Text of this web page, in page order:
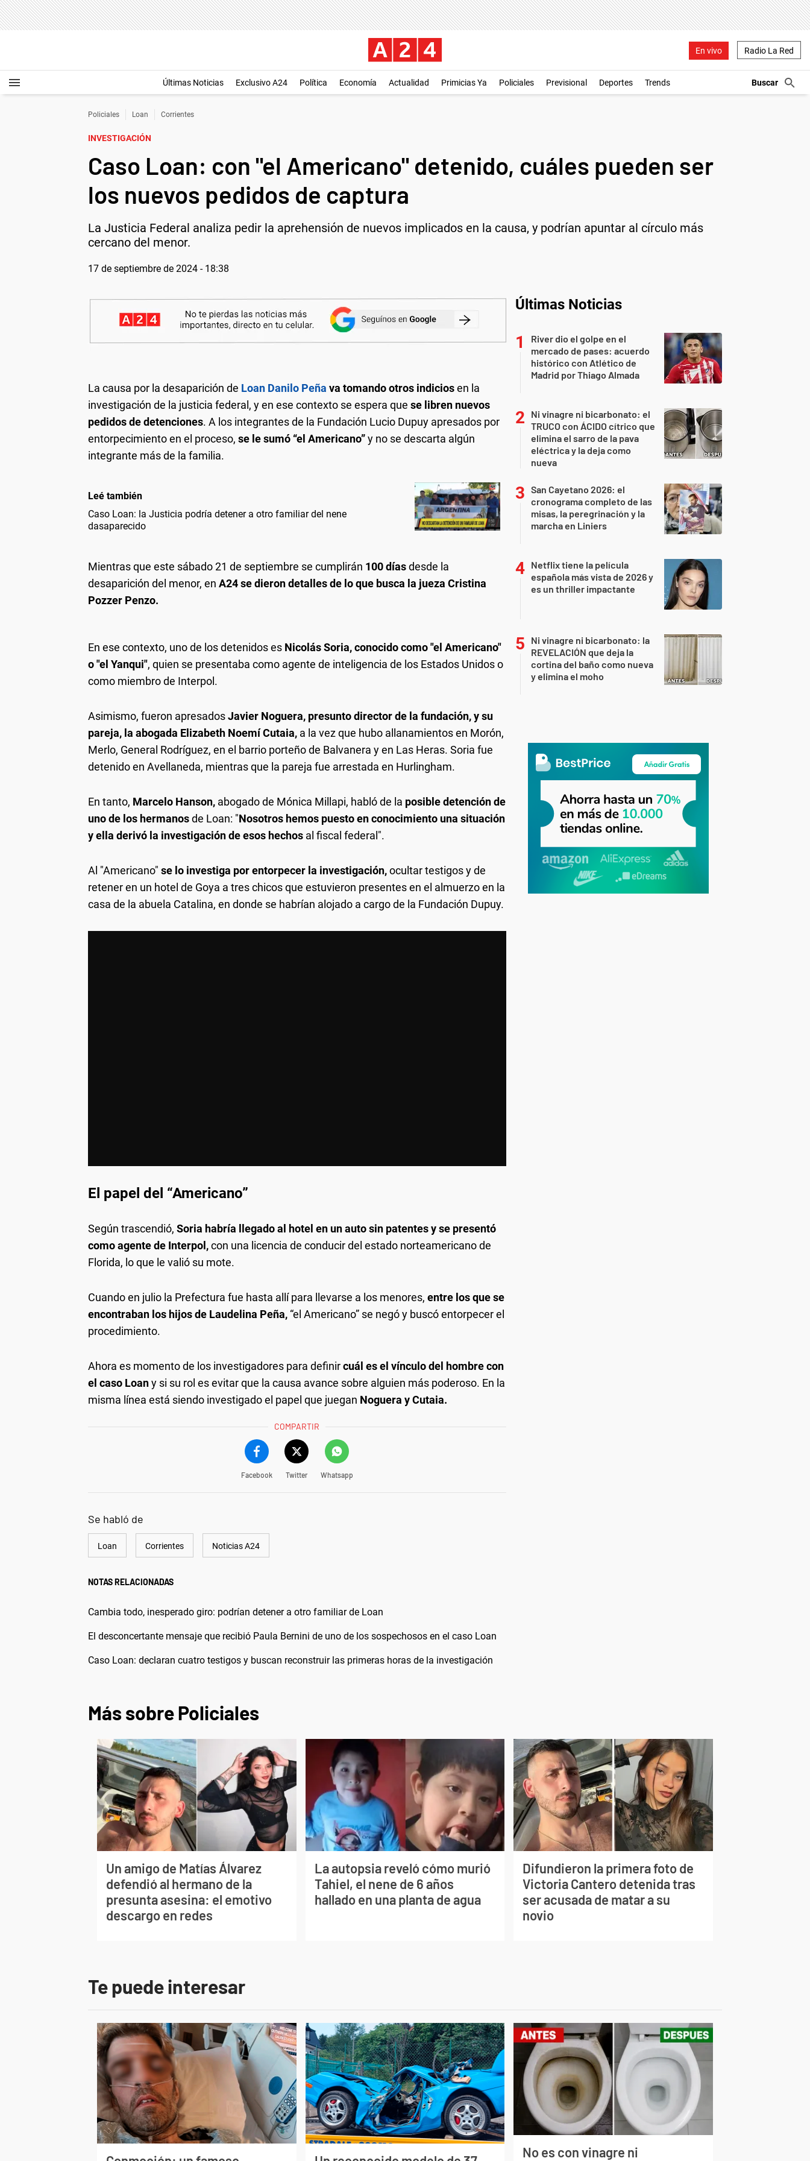
En vivo Radio La Red
Últimas Noticias Exclusivo A24 Política Economía Actualidad Primicias Ya Policiales Previsional Deportes Trends
Policiales Loan Corrientes
INVESTIGACIÓN
Caso Loan: con "el Americano" detenido, cuáles pueden ser
los nuevos pedidos de captura
La Justicia Federal analiza pedir la aprehensión de nuevos implicados en la causa, y podrían apuntar al círculo más
cercano del menor.
17 de septiembre de 2024 - 18:38
La causa por la desaparición de Loan Danilo Peña va tomando otros indiciosen la
investigación de la justicia federal, y en ese contexto se espera que se libren nuevos
pedidos de detenciones. A los integrantes de la Fundación Lucio Dupuy apresados por
entorpecimiento en el proceso, se le sumó “el Americano”y no se descarta algún
integrante más de la familia.
Leé también
Caso Loan: la Justicia podría detener a otro familiar del nene
dasaparecido
Mientras que este sábado 21 de septiembre se cumplirán 100 díasdesde la
desaparición del menor, en A24 se dieron detalles de lo que busca la jueza Cristina
Pozzer Penzo.
En ese contexto, uno de los detenidos es Nicolás Soria, conocido como "el Americano"
o "el Yanqui", quien se presentaba como agente de inteligencia de los Estados Unidos o
como miembro de Interpol.
Asimismo, fueron apresadosJavier Noguera, presunto director de la fundación, y su
pareja, la abogada Elizabeth Noemí Cutaia, a la vez que hubo allanamientos en Morón,
Merlo, General Rodríguez, en el barrio porteño de Balvanera y en Las Heras. Soria fue
detenido en Avellaneda, mientras que la pareja fue arrestada en Hurlingham.
En tanto, Marcelo Hanson, abogado de Mónica Millapi, habló de la posible detención de
uno de los hermanosde Loan: "Nosotros hemos puesto en conocimiento una situación
y ella derivó la investigación de esos hechos al fiscal federal".
Al "Americano" se lo investiga por entorpecer la investigación,ocultar testigos y de
retener en un hotel de Goya a tres chicos que estuvieron presentes en el almuerzo en la
casa de la abuela Catalina, en donde se habrían alojado a cargo de la Fundación Dupuy.
El papel del “Americano”
Según trascendió, Soria habría llegado al hotel en un auto sin patentes y se presentó
como agente de Interpol,con una licencia de conducir del estado norteamericano de
Florida, lo que le valió su mote.
Cuando en julio la Prefectura fue hasta allí para llevarse a los menores, entre los que se
encontraban los hijos de Laudelina Peña, “el Americano” se negó y buscó entorpecer el
procedimiento.
Ahora es momento de los investigadores para definircuál es el vínculo del hombre con
el caso Loany si su rol es evitar que la causa avance sobre alguien más poderoso. En la
misma línea está siendo investigado el papel que juegan Noguera y Cutaia.
COMPARTIR
Facebook Twitter Whatsapp
Se habló de
Loan Corrientes Noticias A24
NOTAS RELACIONADAS
Cambia todo, inesperado giro: podrían detener a otro familiar de Loan
El desconcertante mensaje que recibió Paula Bernini de uno de los sospechosos en el caso Loan
Caso Loan: declaran cuatro testigos y buscan reconstruir las primeras horas de la investigación
Últimas Noticias
River dio el golpe en el
mercado de pases: acuerdo
histórico con Atlético de
Madrid por Thiago Almada
Ni vinagre ni bicarbonato: el
TRUCO con ÁCIDO cítrico que
elimina el sarro de la pava
eléctrica y la deja como
nueva
San Cayetano 2026: el
cronograma completo de las
misas, la peregrinación y la
marcha en Liniers
Netflix tiene la película
española más vista de 2026 y
es un thriller impactante
Ni vinagre ni bicarbonato: la
REVELACIÓN que deja la
cortina del baño como nueva
y elimina el moho
Más sobre Policiales
Un amigo de Matías Álvarez
defendió al hermano de la
presunta asesina: el emotivo
descargo en redes
La autopsia reveló cómo murió
Tahiel, el nene de 6 años
hallado en una planta de agua
Difundieron la primera foto de
Victoria Cantero detenida tras
ser acusada de matar a su
novio
Te puede interesar
No es con vinagre ni